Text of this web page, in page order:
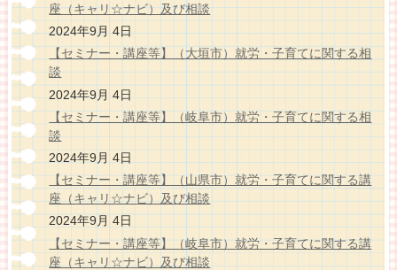
座（キャリ☆ナビ）及び相談
2024年9月 4日
【セミナー・講座等】（大垣市）就労・子育てに関する相
談
2024年9月 4日
【セミナー・講座等】（岐阜市）就労・子育てに関する相
談
2024年9月 4日
【セミナー・講座等】（山県市）就労・子育てに関する講
座（キャリ☆ナビ）及び相談
2024年9月 4日
【セミナー・講座等】（岐阜市）就労・子育てに関する講
座（キャリ☆ナビ）及び相談